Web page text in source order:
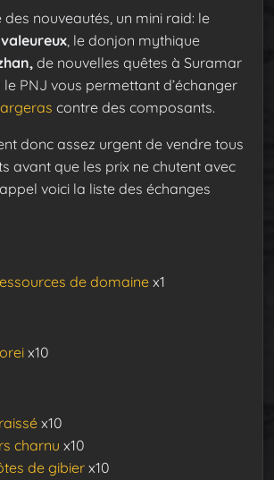
nouveautés, un mini raid: le
, le donjon mythique
de nouvelles quêtes à Suramar
PNJ vous permettant d’échanger
contre des composants.
donc assez urgent de vendre tous
avant que les prix ne chutent avec
voici la liste des échanges
de domainex1
x10
x10
charnu x10
de gibierx10